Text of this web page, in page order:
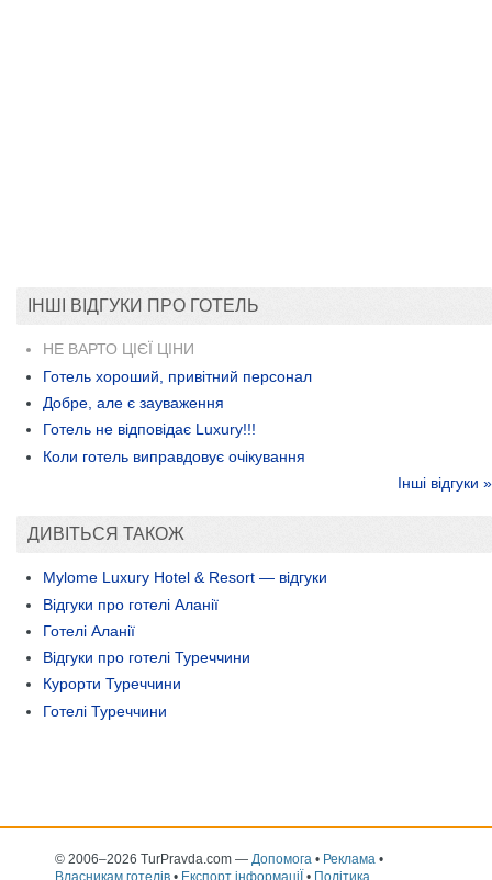
ІНШІ ВІДГУКИ ПРО ГОТЕЛЬ
НЕ ВАРТО ЦІЄЇ ЦІНИ
Готель хороший, привітний персонал
Добре, але є зауваження
Готель не відповідає Luxury!!!
Коли готель виправдовує очікування
Інші відгуки »
ДИВІТЬСЯ ТАКОЖ
Mylome Luxury Hotel & Resort — відгуки
Відгуки про готелі Аланії
Готелі Аланії
Відгуки про готелі Туреччини
Курорти Туреччини
Готелі Туреччини
© 2006–2026 TurPravda.com — Допомога • Реклама •
Власникам готелів • Експорт інформаціЇ • Політика